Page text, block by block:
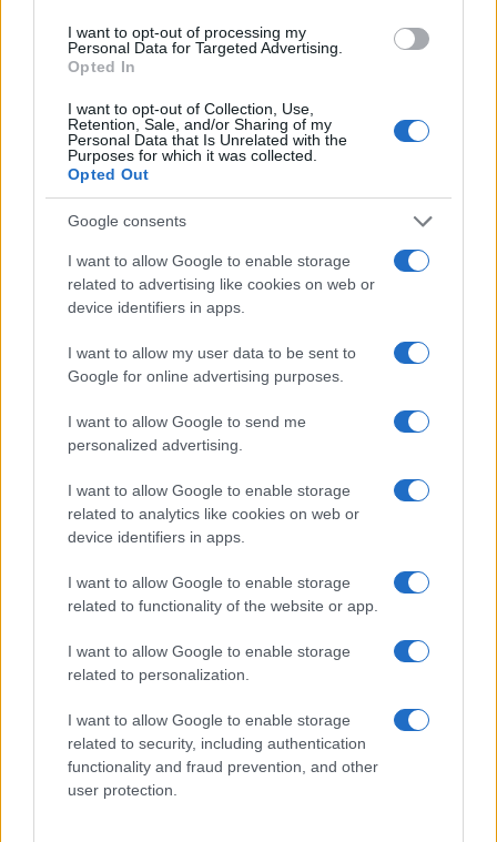
I want to opt-out of processing my
Personal Data for Targeted Advertising.
Opted In
I want to opt-out of Collection, Use,
Retention, Sale, and/or Sharing of my
Personal Data that Is Unrelated with the
Purposes for which it was collected.
Opted Out
Google consents
I want to allow Google to enable storage
related to advertising like cookies on web or
device identifiers in apps.
I want to allow my user data to be sent to
Google for online advertising purposes.
I want to allow Google to send me
personalized advertising.
I want to allow Google to enable storage
related to analytics like cookies on web or
device identifiers in apps.
I want to allow Google to enable storage
related to functionality of the website or app.
I want to allow Google to enable storage
related to personalization.
I want to allow Google to enable storage
related to security, including authentication
functionality and fraud prevention, and other
user protection.
Entra nel canale telegram di
GalluraOggi.it
i tuoi video e le tue foto
Su WhatsApp al numero +39
345 356 7512
Ricevi le nostre ultime news
daGoogle News
Condividi l'articolo
F
a
ce
b
o
o
k
T
w
it
te
r
Pi
n
te
re
st
W
h
at
s
A
p
S
h
a
Articolo precedente
Prossimo articolo
NOTIZIE RECENTI